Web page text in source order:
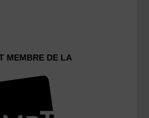
MEMBRE DE LA